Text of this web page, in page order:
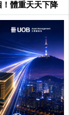
體重天天下降